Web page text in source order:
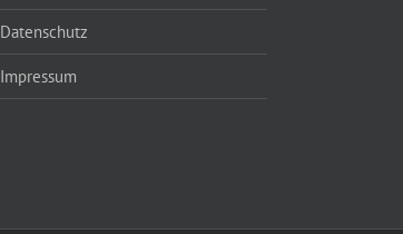
Datenschutz
Impressum